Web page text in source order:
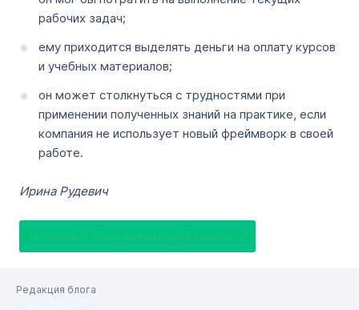
рабочих задач;
ему приходится выделять деньги на оплату курсов
и учебных материалов;
он может столкнуться с трудностями при
применении полученных знаний на практике, если
компания не использует новый фреймворк в своей
работе.
Ирина Рудевич
Полезные инструменты для эксперта
Редакция блога